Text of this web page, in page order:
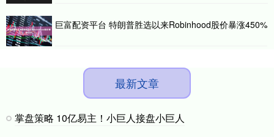
巨富配资平台 特朗普胜选以来Robinhood股价暴涨450%
最新文章
掌盘策略 10亿易主！小巨人接盘小巨人